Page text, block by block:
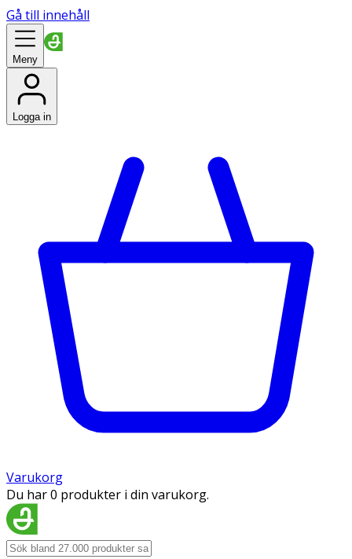
Gå till innehåll
Meny
Logga in
Varukorg
Du har 0 produkter i din varukorg.